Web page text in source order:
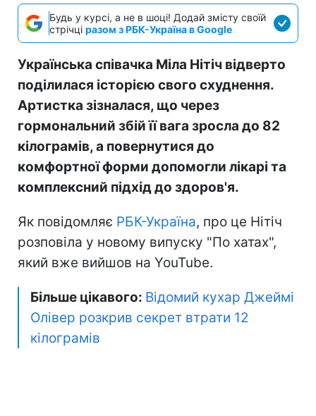
Будь у курсі, а не в шоці! Додай змісту своїй
стрічці разом з РБК-Україна в Google
Українська співачка Міла Нітіч відверто
поділилася історією свого схуднення.
Артистка зізналася, що через
гормональний збій її вага зросла до 82
кілограмів, а повернутися до
комфортної форми допомогли лікарі та
комплексний підхід до здоров'я.
Як повідомляє РБК-Україна, про це Нітіч
розповіла у новому випуску "По хатах",
який вже вийшов на YouTube.
Більше цікавого: Відомий кухар Джеймі
Олівер розкрив секрет втрати 12
кілограмів